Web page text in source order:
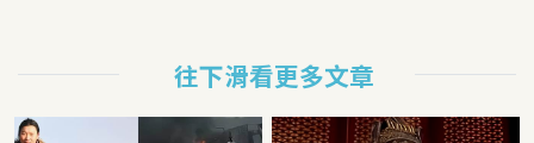
往下滑看更多文章